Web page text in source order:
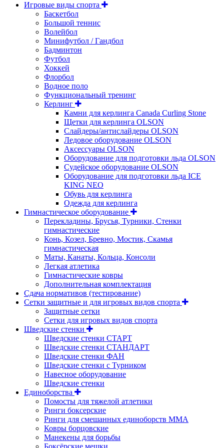
Игровые виды спорта
Баскетбол
Большой теннис
Волейбол
Минифутбол / Гандбол
Бадминтон
Футбол
Хоккей
Флорбол
Водное поло
Функциональный тренинг
Керлинг
Камни для керлинга Canada Curling Stone
Щетки для керлинга OLSON
Слайдеры/антислайдеры OLSON
Ледовое оборудование OLSON
Аксессуары OLSON
Оборудование для подготовки льда OLSON
Судейское оборудование OLSON
Оборудование для подготовки льда ICE
KING NEO
Обувь для керлинга
Одежда для керлинга
Гимнастическое оборудование
Перекладины, Брусья, Турники, Стенки
гимнастические
Конь, Козел, Бревно, Мостик, Скамья
гимнастическая
Маты, Канаты, Кольца, Консоли
Легкая атлетика
Гимнастические ковры
Дополнительная комплектация
Сдача нормативов (тестирование)
Сетки защитные и для игровых видов спорта
Защитные сетки
Сетки для игровых видов спорта
Шведские стенки
Шведские стенки СТАРТ
Шведские стенки СТАНДАРТ
Шведские стенки ФАН
Шведские стенки с Турником
Навесное оборудование
Шведские стенки
Единоборства
Помосты для тяжелой атлетики
Ринги боксерские
Ринги для смешанных единоборств ММА
Ковры борцовские
Манекены для борьбы
Боксёрские мешки